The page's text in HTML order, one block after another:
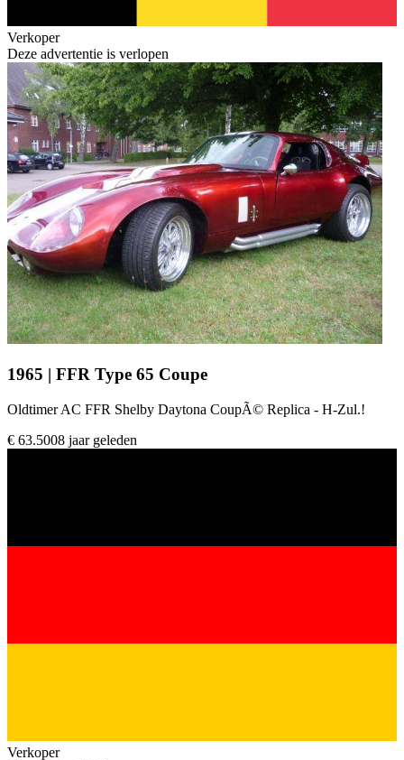
Verkoper
Deze advertentie is verlopen
1965 | FFR Type 65 Coupe
Oldtimer AC FFR Shelby Daytona CoupÃ© Replica - H-Zul.!
€ 63.5008 jaar geleden
Verkoper